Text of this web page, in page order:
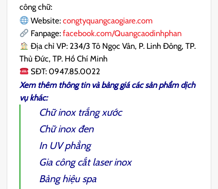
công chữ:
Website:congtyquangcaogiare.com
Fanpage: facebook.com/Quangcaodinhphan
Địa chỉ VP: 234/3 Tô Ngọc Vân, P. Linh Đông, TP.
Thủ Đức, TP. Hồ Chí Minh
SĐT: 0947.85.0022
Xem thêm thông tin và bảng giá các sản phẩm dịch
vụ khác:
Chữ inox trắng xước
Chữ inox đen
In UV phẳng
Gia công cắt laser inox
Bảng hiệu spa